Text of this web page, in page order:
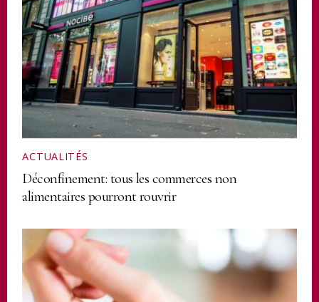
ACTUALITÉS
Déconfinement: tous les commerces non
alimentaires pourront rouvrir